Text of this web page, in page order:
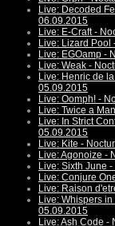
Live: Decoded
06.09.2015
Live: E-Craft -
Live: Lizard
Live: EGOamp -
Live: Weak -
Live: Henric de
05.09.2015
Live: Oomph! -
Live: Twice a
Live: In Strict
05.09.2015
Live: Kite -
Live: Agonoize -
Live: Sixth June
Live: Conjure
Live: Raison
Live: Whispers
05.09.2015
Live: Ash Code -